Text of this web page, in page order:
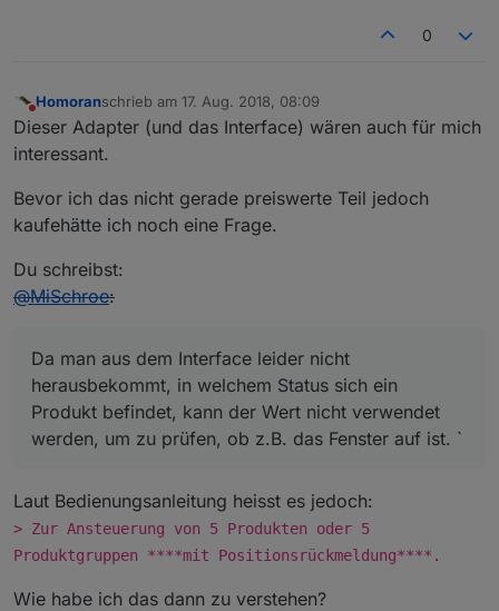
0
Nicht stören
Homoranschrieb am 17. Aug. 2018, 08:09
zuletzt editiert von
Dieser Adapter (und das Interface) wären auch für mich
interessant.
Bevor ich das nicht gerade preiswerte Teil jedoch
kaufehätte ich noch eine Frage.
Du schreibst:
@MiSchroe:
Da man aus dem Interface leider nicht
herausbekommt, in welchem Status sich ein
Produkt befindet, kann der Wert nicht verwendet
werden, um zu prüfen, ob z.B. das Fenster auf ist. `
Laut Bedienungsanleitung heisst es jedoch:
> Zur Ansteuerung von 5 Produkten oder 5
Produktgruppen ****mit Positionsrückmeldung****.
Wie habe ich das dann zu verstehen?